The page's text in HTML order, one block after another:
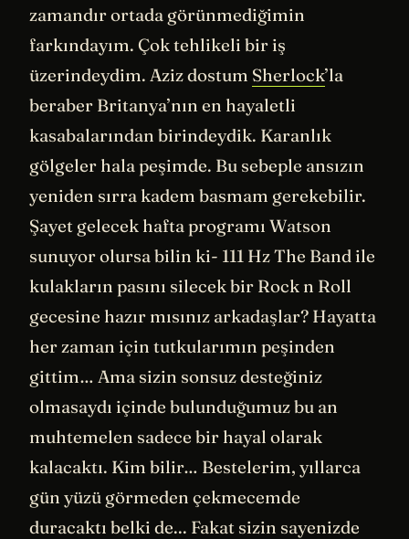
zamandır ortada görünmediğimin
farkındayım. Çok tehlikeli bir iş
üzerindeydim. Aziz dostum Sherlock’la
beraber Britanya’nın en hayaletli
kasabalarından birindeydik. Karanlık
gölgeler hala peşimde. Bu sebeple ansızın
yeniden sırra kadem basmam gerekebilir.
Şayet gelecek hafta programı Watson
sunuyor olursa bilin ki- 111 Hz The Band ile
kulakların pasını silecek bir Rock n Roll
gecesine hazır mısınız arkadaşlar? Hayatta
her zaman için tutkularımın peşinden
gittim… Ama sizin sonsuz desteğiniz
olmasaydı içinde bulunduğumuz bu an
muhtemelen sadece bir hayal olarak
kalacaktı. Kim bilir… Bestelerim, yıllarca
gün yüzü görmeden çekmecemde
duracaktı belki de... Fakat sizin sayenizde